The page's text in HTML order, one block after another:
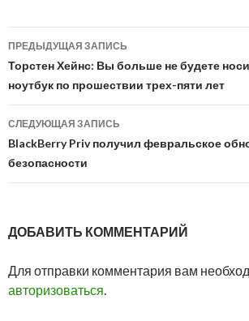
Навигация
по
записям
ПРЕДЫДУЩАЯ ЗАПИСЬ
Торстен Хейнс: Вы больше не будете
ноутбук по прошествии трех-пяти лет
СЛЕДУЮЩАЯ ЗАПИСЬ
BlackBerry Priv получил февральское
безопасности
ДОБАВИТЬ КОММЕНТАРИЙ
Для отправки комментария вам
авторизоваться